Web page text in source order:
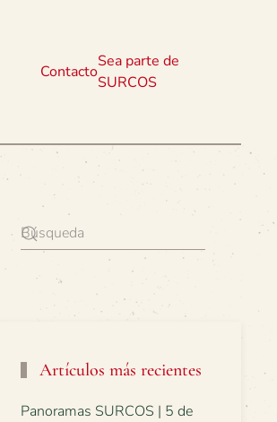
Contacto
Sea parte de
SURCOS
Artículos más recientes
Panoramas SURCOS | 5 de